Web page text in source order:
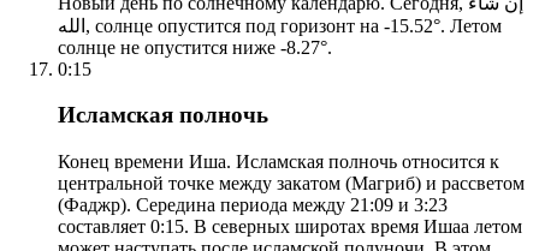
الله, солнце опустится под горизонт на -15.52°. Летом
солнце не опустится ниже -8.27°.
0:15
Исламская полночь
Конец времени Иша. Исламская полночь относится к
центральной точке между закатом (Магриб) и рассветом
(Фаджр). Середина периода между 21:09 и 3:23
составляет 0:15. В северных широтах время Ишаа летом